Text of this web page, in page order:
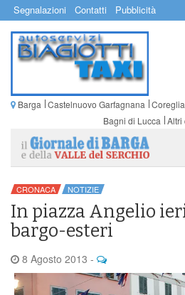
Segnalazioni Contatti Pubblicità
Barga Castelnuovo Garfagnana Coreglia
Bagni di Lucca Altri
CRONACA NOTIZIE
In piazza Angelio
bargo-esteri
8 Agosto 2013 -